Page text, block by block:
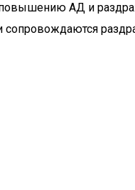
повышению АД и
сопровождаются